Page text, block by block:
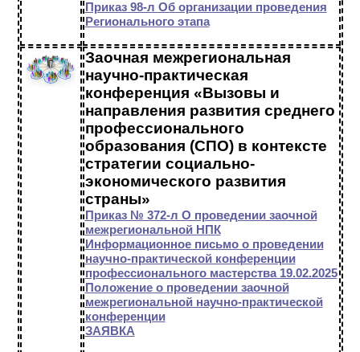
Приказ 98-л Об организации проведения
Регионального этапа
Заочная межрегиональная
научно-практическая
конференция «Вызовы и
направления развития среднего
профессионального
образования (СПО) в контексте
стратегии социально-
экономического развития
страны»
Приказ № 372-л О проведении заочной
межрегиональной НПК
Информационное письмо о проведении
научно-практической конференции
профессионального мастерства 19.02.2025
Положение о проведении заочной
межрегиональной научно-практической
конференции
ЗАЯВКА